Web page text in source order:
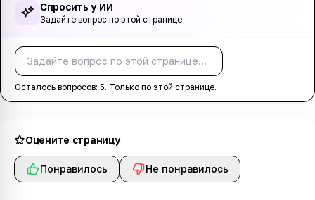
Спросить у ИИ
Задайте вопрос по этой странице
Осталось вопросов: 5. Только по этой странице.
Оцените страницу
Понравилось Не понравилось